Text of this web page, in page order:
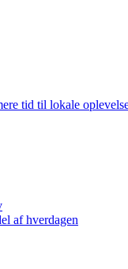
tid til lokale
af hverdagen